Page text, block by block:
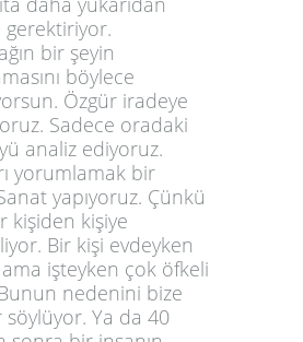
gerektiriyor.
bir şeyin
böylece
Özgür iradeye
Sadece oradaki
analiz ediyoruz.
yorumlamak bir
yapıyoruz. Çünkü
kişiden kişiye
Bir kişi evdeyken
işteyken çok öfkeli
nedenini bize
Ya da 40